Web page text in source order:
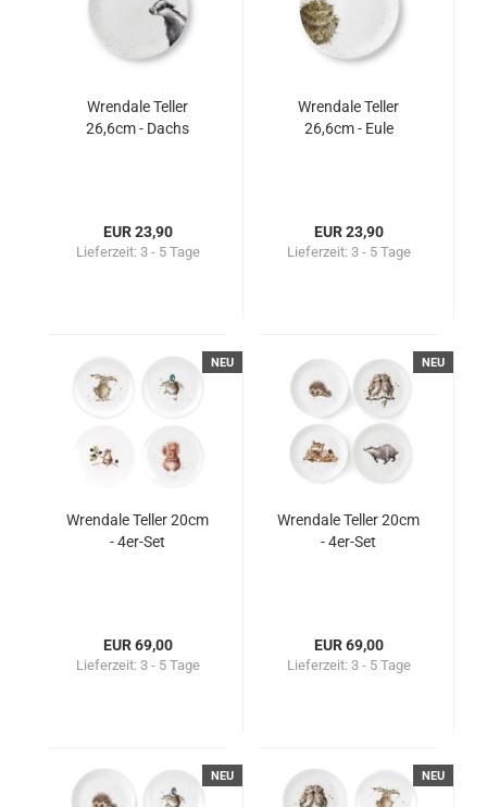
Wrendale Teller
26,6cm - Dachs
EUR 23,90
Lieferzeit: 3 - 5 Tage
Wrendale Teller
26,6cm - Eule
EUR 23,90
Lieferzeit: 3 - 5 Tage
NEU
Wrendale Teller 20cm
- 4er-Set
EUR 69,00
Lieferzeit: 3 - 5 Tage
NEU
Wrendale Teller 20cm
- 4er-Set
EUR 69,00
Lieferzeit: 3 - 5 Tage
NEU NEU